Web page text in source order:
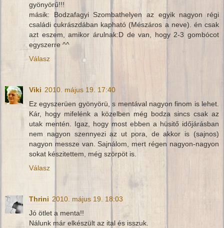
gyönyörű!!!
másik: Bodzafagyi Szombathelyen az egyik nagyon régi
családi cukrászdában kapható (Mészáros a neve). én csak
azt eszem, amikor árulnak:D de van, hogy 2-3 gombócot
egyszerre ^^
Válasz
Viki 2010. május 19. 17:40
Ez egyszerüen gyönyörü, s mentával nagyon finom is lehet.
Kár, hogy mifelénk a közelben még bodza sincs csak az
utak mentén. Igaz, hogy most ebben a hüsitő időjárásban
nem nagyon szennyezi az ut pora, de akkor is (sajnos)
nagyon messze van. Sajnálom, mert régen nagyon-nagyon
sokat készitettem, még szörpöt is.
Válasz
Thrini 2010. május 19. 18:03
Jó ötlet a menta!!
Nálunk már elkészült az ital és isszuk.